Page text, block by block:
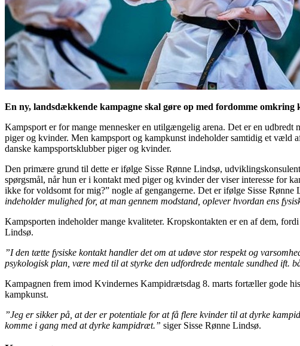
En ny, landsdækkende kampagne skal gøre op med fordomme
Kampsport er for mange mennesker en utilgængelig arena. Det er en
piger og kvinder. Men kampsport og kampkunst indeholder samtidig et væld
danske kampsportsklubber piger og kvinder.
Den primære grund til dette er ifølge Sisse Rønne Lindsø,
spørgsmål, når hun er i kontakt med piger og kvinder der viser interesse for
ikke for voldsomt for mig?” nogle af gengangerne. Det er ifølge Sisse
indeholder mulighed for, at man gennem modstand, oplever hvordan ens
Kampsporten indeholder mange kvaliteter. Kropskontakten er en af dem,
Lindsø.
”I den tætte fysiske kontakt handler det om at udøve stor respekt og
psykologisk plan, være med til at styrke den udfordrede mentale sundhed ift.
Kampagnen frem imod Kvindernes Kampidrætsdag 8. marts fortæller gode
kampkunst.
”Jeg er sikker på, at der er potentiale for at få flere kvinder til at dyrke
komme i gang med at dyrke kampidræt.” siger Sisse Rønne Lindsø.